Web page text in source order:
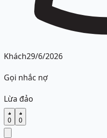
Khách29/6/2026
Gọi nhắc nợ
Lừa đảo
0 0